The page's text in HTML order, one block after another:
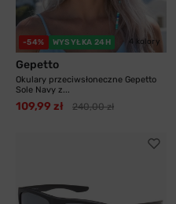
-54% WYSYŁKA 24H 4 kolory
Gepetto
Okulary przeciwsłoneczne Gepetto
Sole Navy z...
109,99 zł 240,00 zł